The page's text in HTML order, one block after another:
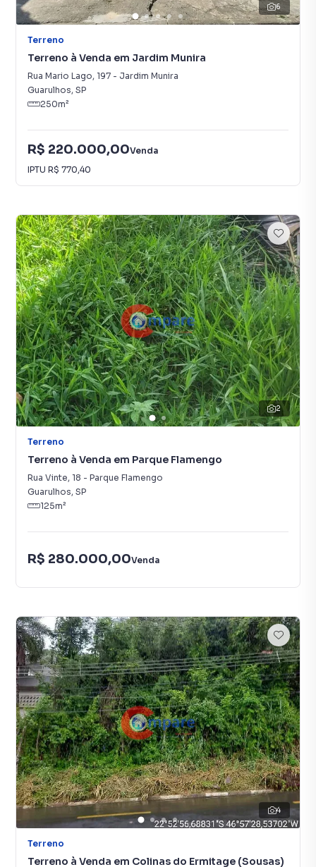
6
Terreno
Terreno à Venda em Jardim Munira
Rua Mario Lago, 197 - Jardim Munira
Guarulhos, SP
250m²
R$ 220.000,00Venda
IPTU R$ 770,40
2
Terreno
Terreno à Venda em Parque Flamengo
Rua Vinte, 18 - Parque Flamengo
Guarulhos, SP
125m²
R$ 280.000,00Venda
4
Terreno
Terreno à Venda em Colinas do Ermitage (Sousas)